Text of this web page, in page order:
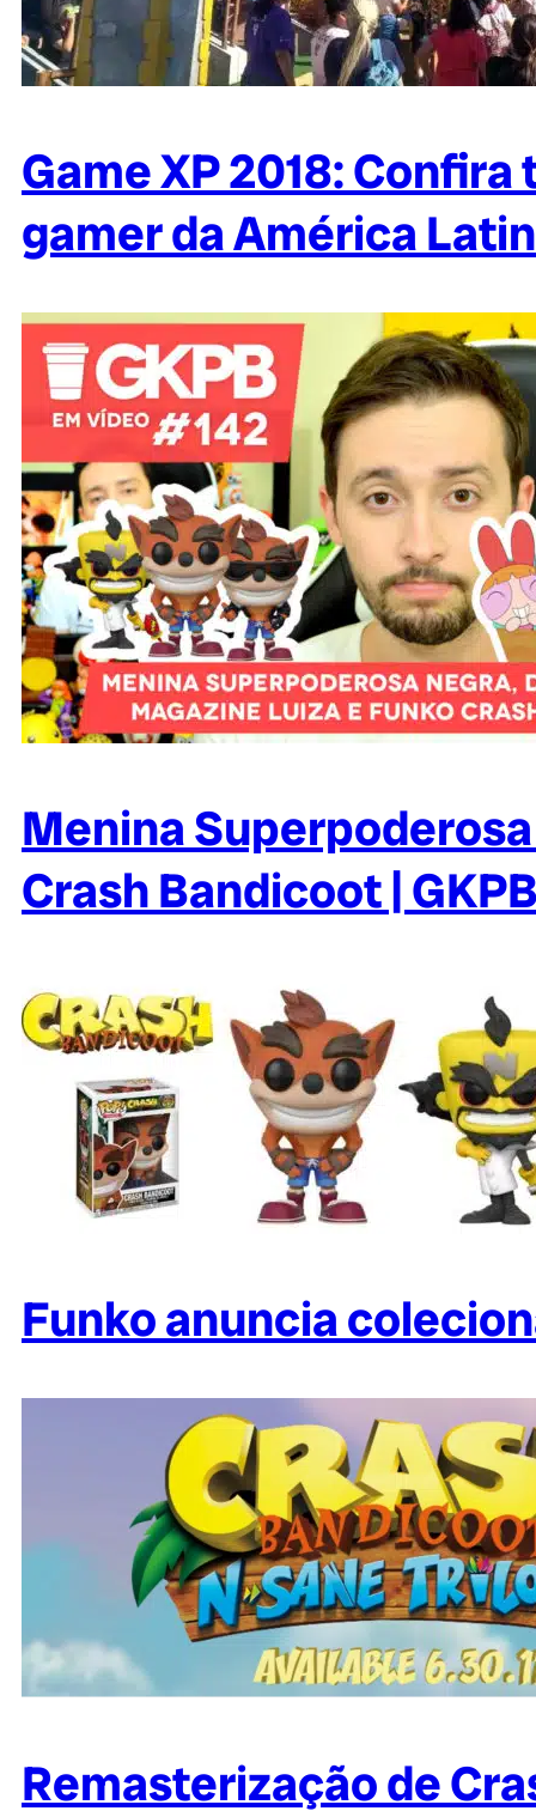
Game XP 2018:
gamer da América
Menina
Crash Bandicoot |
Funko anuncia
Remasterização de